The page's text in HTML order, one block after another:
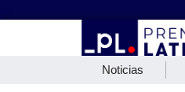
Noticias